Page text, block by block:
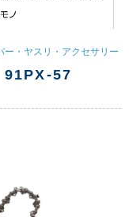
ー・ヤスリ・アクセサリー
91PX-57